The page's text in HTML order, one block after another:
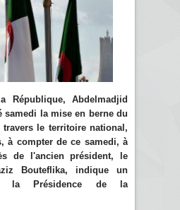
République, Abdelmadjid
samedi la mise en berne du
le territoire national,
à compter de ce samedi, à
de l'ancien président, le
Bouteflika, indique un
la Présidence de la